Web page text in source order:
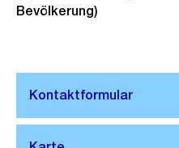
Bevölkerung)